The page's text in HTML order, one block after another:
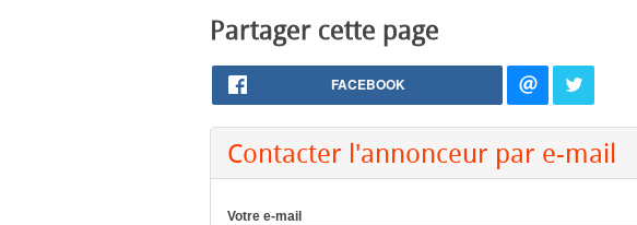
Partager cette page
FACEBOOK
Contacter l'annonceur par e-mail
Votre e-mail